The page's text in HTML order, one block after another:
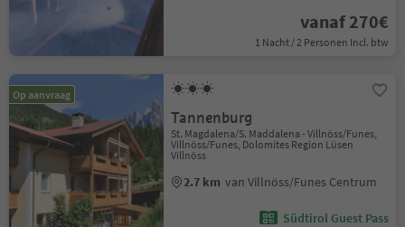
vanaf 270€
1 Nacht / 2 Personen Incl. btw
Op aanvraag
Tannenburg
St. Magdalena/S. Maddalena - Villnöss/Funes,
Villnöss/Funes, Dolomites Region Lüsen
Villnöss
2.7 km van Villnöss/Funes Centrum
Südtirol Guest Pass